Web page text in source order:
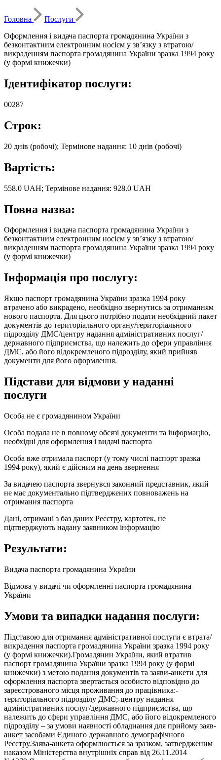
Головна
Послуги
Оформлення і видача паспорта громадянина України з
безконтактним електронним носієм у зв’язку з втратою/
викраденням паспорта громадянина України зразка 1994 року
(у формі книжечки)
Ідентифікатор послуги:
00287
Строк:
20 днів (робочі); Термінове надання: 10 днів (робочі)
Вартість:
558.0 UAH; Термінове надання: 928.0 UAH
Повна назва:
Оформлення і видача паспорта громадянина України з
безконтактним електронним носієм у зв’язку з втратою/
викраденням паспорта громадянина України зразка 1994 року
(у формі книжечки)
Інформація про послугу:
Якщо паспорт громадянина України зразка 1994 року
втрачено або викрадено, необхідно звернутись за отриманням
нового паспорта. Для цього потрібно подати необхідний пакет
документів до територіального органу/територіального
підрозділу ДМС/центру надання адміністративних послуг/
державного підприємства, що належить до сфери управління
ДМС, або його відокремленого підрозділу, який прийняв
документи для його оформлення.
Підстави для відмови у наданні
послуги
Особа не є громадянином України
Особа подала не в повному обсязі документи та інформацію,
необхідні для оформлення і видачі паспорта
Особа вже отримала паспорт (у тому числі паспорт зразка
1994 року), який є дійсним на день звернення
За видачею паспорта звернувся законний представник, який
не має документально підтверджених повноважень на
отримання паспорта
Дані, отримані з баз даних Реєстру, картотек, не
підтверджують надану заявником інформацію
Результати:
Видача паспорта громадянина України
Відмова у видачі чи оформленні паспорта громадянина
України
Умови та випадки надання послуги:
Підставою для отримання адміністративної послуги є втрата/
викрадення паспорта громадянина України зразка 1994 року
(у формі книжечки).Громадянин України, який втратив
паспорт громадянина України зразка 1994 року (у формі
книжечки) з метою подання документів та заяви-анкети для
оформлення паспорта звертається особисто відповідно до
зареєстрованого місця проживання до працівника:-
територіального підрозділу ДМС;-центру надання
адміністративних послуг/державного підприємства, що
належить до сфери управління ДМС, або його відокремленого
підрозділу – за умови наявності обладнання для прийому заяв-
анкет засобами Єдиного державного демографічного
Реєстру.Заява-анкета оформлюється за зразком, затвердженим
наказом Міністерства внутрішніх справ від 26.11.2014